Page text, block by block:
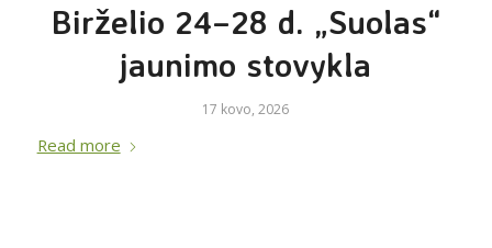
Birželio 24–28 d. „Suolas“
jaunimo stovykla
17 kovo, 2026
Read more